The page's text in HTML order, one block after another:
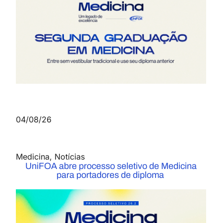
04/08/26
Medicina, Notícias
UniFOA abre processo seletivo de Medicina
para portadores de diploma